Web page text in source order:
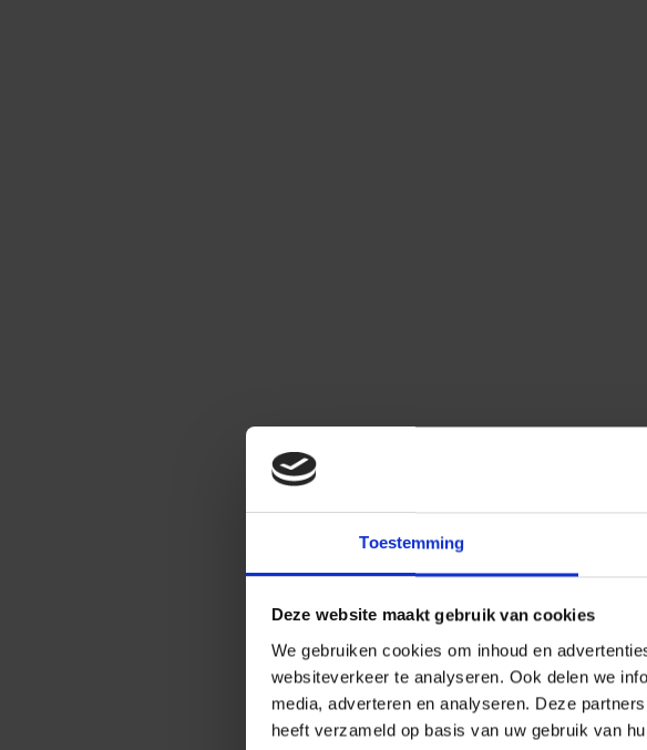
Toestemming
Deze website maakt gebruik van cookies
We gebruiken cookies om inhoud en
websiteverkeer te analyseren. Ook delen we
media, adverteren en analyseren. Deze
heeft verzameld op basis van uw gebruik van